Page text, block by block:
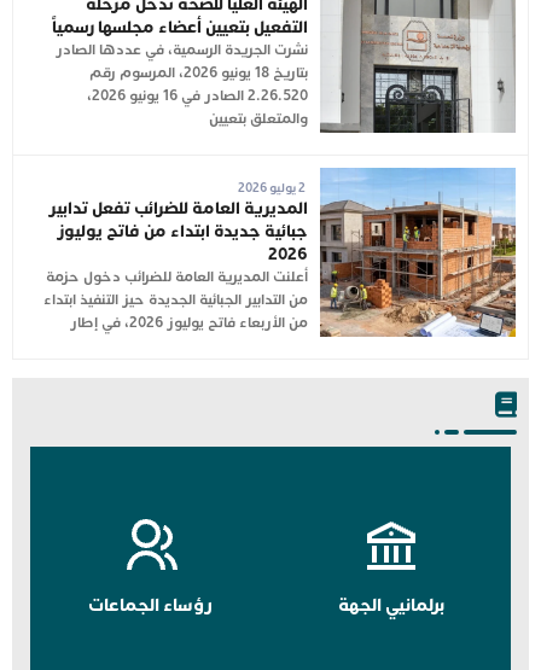
التفعيل بتعيين أعضاء مجلسها رسمياً
نشرت الجريدة الرسمية، في عددها الصادر
بتاريخ 18 يونيو 2026، المرسوم رقم
2.26.520 الصادر في 16 يونيو 2026،
والمتعلق بتعيين
2 يوليو 2026
المديرية العامة للضرائب تفعل تدابير
جبائية جديدة ابتداء من فاتح يوليوز
2026
أعلنت المديرية العامة للضرائب دخول حزمة
من التدابير الجبائية الجديدة حيز التنفيذ ابتداء
من الأربعاء فاتح يوليوز 2026، في إطار
برلمانيي الجهة رؤساء الجماعات